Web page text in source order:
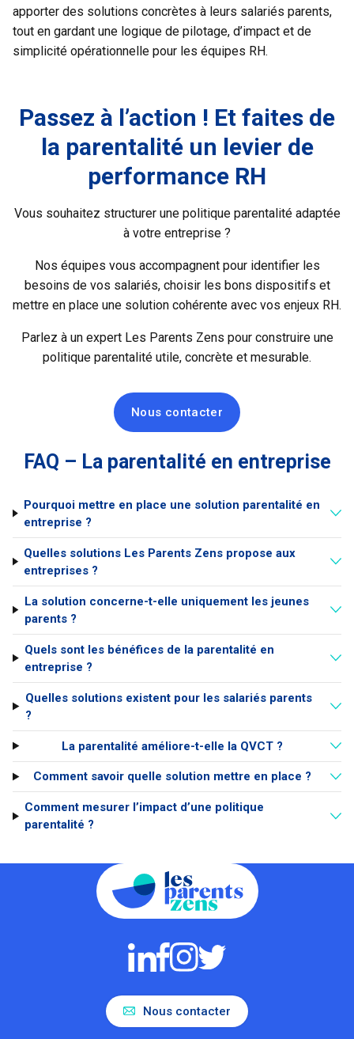
apporter des solutions concrètes à leurs salariés parents,
tout en gardant une logique de pilotage, d’impact et de
simplicité opérationnelle pour les équipes RH.
Passez à l’action ! Et faites de
la parentalité un levier de
performance RH
Vous souhaitez structurer une politique parentalité adaptée
à votre entreprise ?
Nos équipes vous accompagnent pour identifier les
besoins de vos salariés, choisir les bons dispositifs et
mettre en place une solution cohérente avec vos enjeux RH.
Parlez à un expert Les Parents Zens pour construire une
politique parentalité utile, concrète et mesurable.
Nous contacter
FAQ – La parentalité en entreprise
Pourquoi mettre en place une solution parentalité en
entreprise ?
Quelles solutions Les Parents Zens propose aux
entreprises ?
La solution concerne-t-elle uniquement les jeunes
parents ?
Quels sont les bénéfices de la parentalité en
entreprise ?
Quelles solutions existent pour les salariés parents
?
La parentalité améliore-t-elle la QVCT ?
Comment savoir quelle solution mettre en place ?
Comment mesurer l’impact d’une politique
parentalité ?
Nous contacter